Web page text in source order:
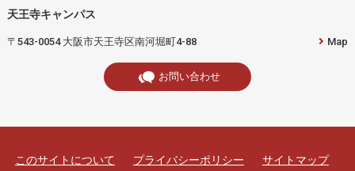
天王寺キャンパス
〒543-0054 大阪市天王寺区南河堀町4-88 Map
お問い合わせ
このサイトについて プライバシーポリシー サイトマップ